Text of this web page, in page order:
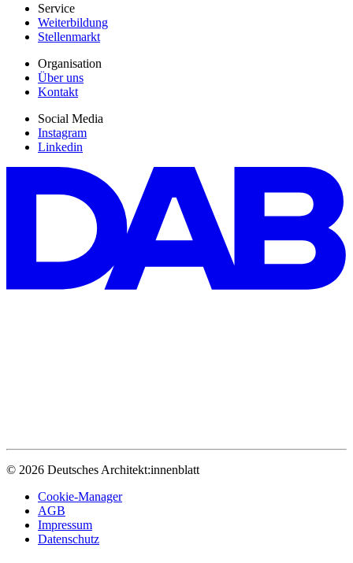
Service
Weiterbildung
Stellenmarkt
Organisation
Über uns
Kontakt
Social Media
Instagram
Linkedin
© 2026 Deutsches Architekt:innenblatt
Cookie-Manager
AGB
Impressum
Datenschutz